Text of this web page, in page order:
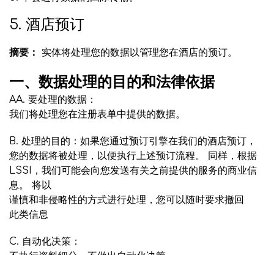
5. 酒店预订
摘要： 实体将处理您的数据以管理您在酒店的预订。
一、数据处理的目的和法律依据
AA. 要处理的数据：
我们将处理您在注册表单中提供的数据。
B. 处理的目的：如果您通过预订引擎在我们的酒店预订，
您的数据将被处理，以便执行上述预订流程。 同样，根据
LSSI，我们可能会向您发送有关之前提供的服务的商业信
息。 将以
谨慎和非侵略性的方式进行处理，您可以随时要求撤回
此类信息
C. 自动化决策：